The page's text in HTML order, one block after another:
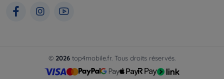
© 2026 top4mobile.fr. Tous droits réservés.